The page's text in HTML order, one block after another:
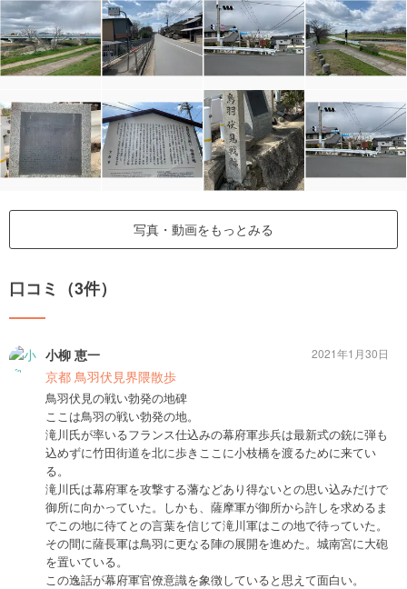
写真・動画をもっとみる
口コミ（3件）
小柳 恵一
京都 鳥羽伏見界隈散歩
鳥羽伏見の戦い勃発の地碑
ここは鳥羽の戦い勃発の地。
滝川氏が率いるフランス仕込みの幕府軍歩兵は最新式の銃に弾も
込めずに竹田街道を北に歩きここに小枝橋を渡るために来てい
る。
滝川氏は幕府軍を攻撃する藩などあり得ないとの思い込みだけで
御所に向かっていた。しかも、薩摩軍が御所から許しを求めるま
でこの地に待てとの言葉を信じて滝川軍はこの地で待っていた。
その間に薩長軍は鳥羽に更なる陣の展開を進めた。城南宮に大砲
を置いている。
この逸話が幕府軍官僚意識を象徴していると思えて面白い。
2021年1月30日